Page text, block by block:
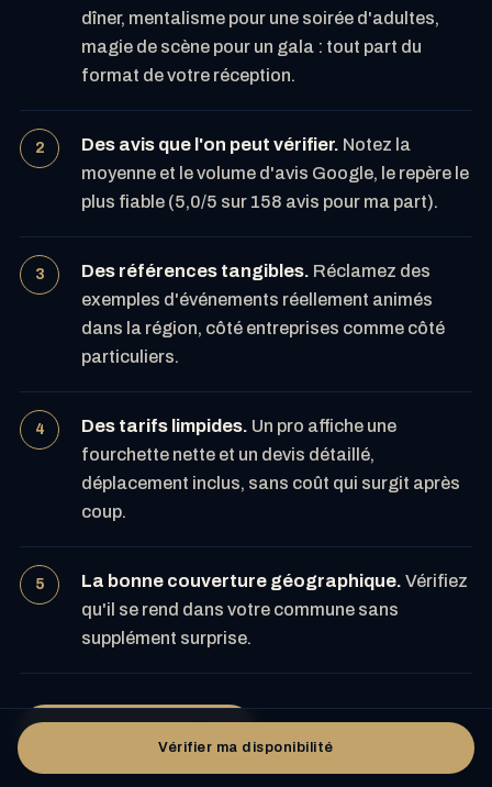
Vérifier ma disponibilité
dîner, mentalisme pour une soirée d'adultes,
magie de scène pour un gala : tout part du
format de votre réception.
Des avis que l'on peut vérifier. Notez la
moyenne et le volume d'avis Google, le repère le
plus fiable (5,0/5 sur 158 avis pour ma part).
Des références tangibles. Réclamez des
exemples d'événements réellement animés
dans la région, côté entreprises comme côté
particuliers.
Des tarifs limpides. Un pro affiche une
fourchette nette et un devis détaillé,
déplacement inclus, sans coût qui surgit après
coup.
La bonne couverture géographique. Vérifiez
qu'il se rend dans votre commune sans
supplément surprise.